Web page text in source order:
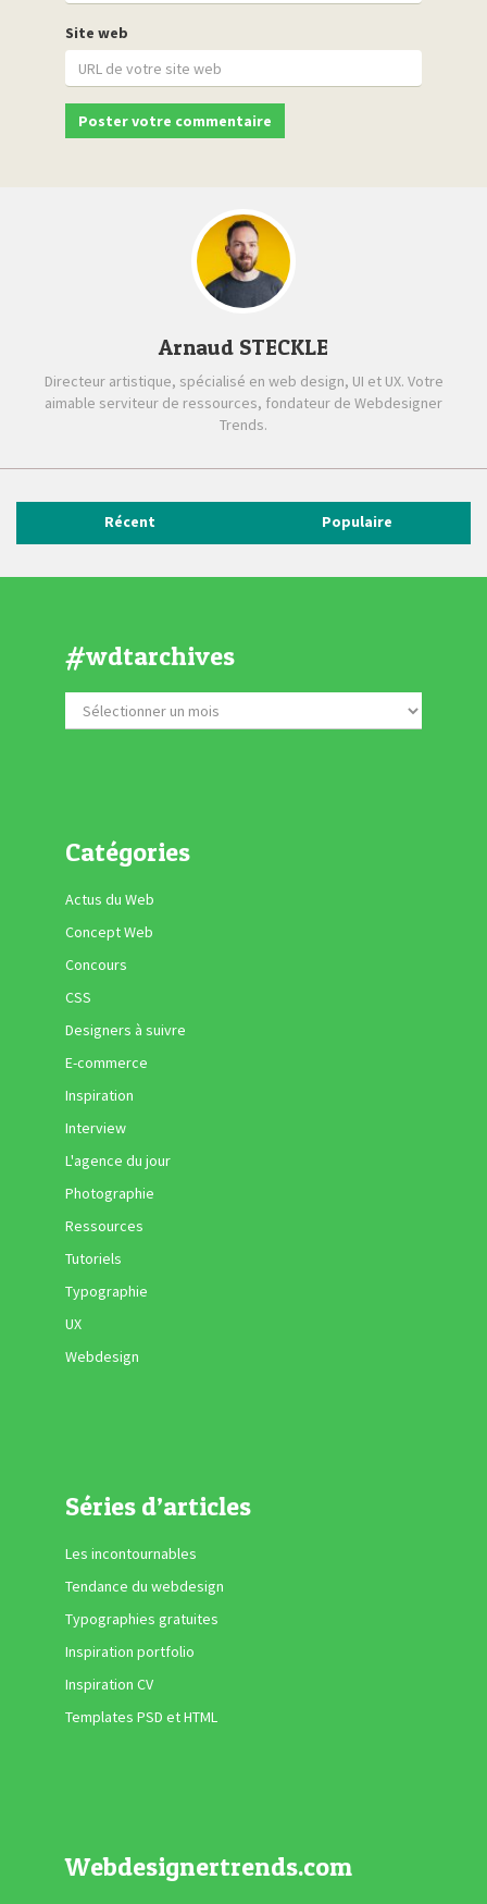
Site web
Arnaud STECKLE
Directeur artistique, spécialisé en web design, UI et UX. Votre
aimable serviteur de ressources, fondateur de Webdesigner
Trends.
Récent Populaire
#wdtarchives
Catégories
Actus du Web
Concept Web
Concours
CSS
Designers à suivre
E-commerce
Inspiration
Interview
L'agence du jour
Photographie
Ressources
Tutoriels
Typographie
UX
Webdesign
Séries d’articles
Les incontournables
Tendance du webdesign
Typographies gratuites
Inspiration portfolio
Inspiration CV
Templates PSD et HTML
Webdesignertrends.com